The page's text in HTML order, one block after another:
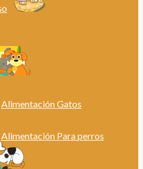
Alimentación Gatos
Alimentación Para perros